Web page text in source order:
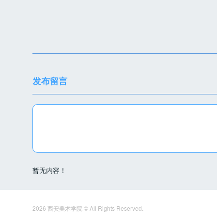
发布留言
暂无内容！
2026 西安美术学院 © All Rights Reserved.